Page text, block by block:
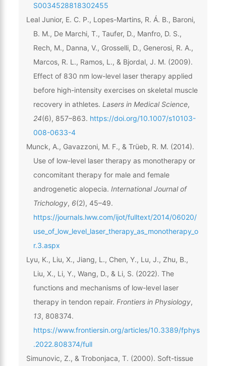
S0034528818302455
Leal Junior, E. C. P., Lopes-Martins, R. Á. B., Baroni,
B. M., De Marchi, T., Taufer, D., Manfro, D. S.,
Rech, M., Danna, V., Grosselli, D., Generosi, R. A.,
Marcos, R. L., Ramos, L., & Bjordal, J. M. (2009).
Effect of 830 nm low-level laser therapy applied
before high-intensity exercises on skeletal muscle
recovery in athletes. Lasers in Medical Science,
24(6), 857–863. https://doi.org/10.1007/s10103-
008-0633-4
Munck, A., Gavazzoni, M. F., & Trüeb, R. M. (2014).
Use of low-level laser therapy as monotherapy or
concomitant therapy for male and female
androgenetic alopecia. International Journal of
Trichology, 6(2), 45–49.
https://journals.lww.com/ijot/fulltext/2014/06020/
use_of_low_level_laser_therapy_as_monotherapy_o
r.3.aspx
Lyu, K., Liu, X., Jiang, L., Chen, Y., Lu, J., Zhu, B.,
Liu, X., Li, Y., Wang, D., & Li, S. (2022). The
functions and mechanisms of low-level laser
therapy in tendon repair. Frontiers in Physiology,
13, 808374.
https://www.frontiersin.org/articles/10.3389/fphys
.2022.808374/full
Simunovic, Z., & Trobonjaca, T. (2000). Soft-tissue